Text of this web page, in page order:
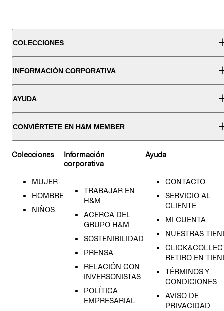
COLECCIONES
INFORMACIÓN CORPORATIVA
AYUDA
CONVIÉRTETE EN H&M MEMBER
Colecciones
MUJER
HOMBRE
NIÑOS
Información
corporativa
TRABAJAR EN
H&M
ACERCA DEL
GRUPO H&M
SOSTENIBILIDAD
PRENSA
RELACIÓN CON
INVERSONISTAS
POLÍTICA
EMPRESARIAL
Ayuda
CONTACTO
SERVICIO AL
CLIENTE
MI CUENTA
NUESTRAS
RETIRO EN
TÉRMINOS Y
CONDICIONES
AVISO DE
PRIVACIDAD